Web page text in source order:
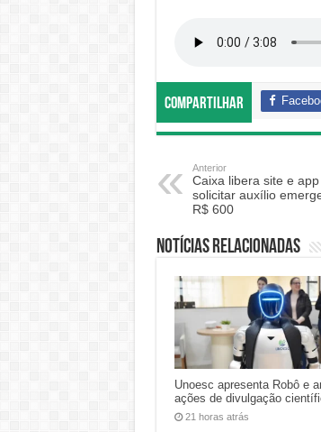
Compartilhar
Anterior
Caixa libera site e
solicitar auxílio
R$ 600
Notícias relacionadas
Unoesc apresenta Robô e
ações de divulgação
21 horas atrás